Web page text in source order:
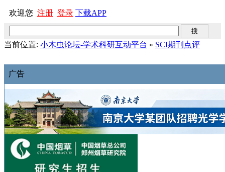
欢迎您 注册 登录 下载APP
当前位置: 小木虫论坛-学术科研互动平台 » SCI期刊点评
广告